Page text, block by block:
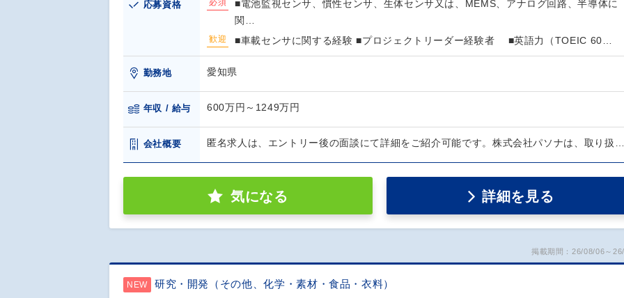
応募資格 必須
■電池監視センサ、慣性センサ、生体センサ又は、MEMS、アナログ回路、半導体に
関…
歓迎 ■車載センサに関する経験 ■プロジェクトリーダー経験者 ■英語力（TOEIC 60…
勤務地 愛知県
年収 / 給与 600万円～1249万円
会社概要 匿名求人は、エントリー後の面談にて詳細をご紹介可能です。株式会社パソナは、取り扱…
気になる 詳細を見る
掲載期間：26/08/06～
NEW 研究・開発（その他、化学・素材・食品・衣料）